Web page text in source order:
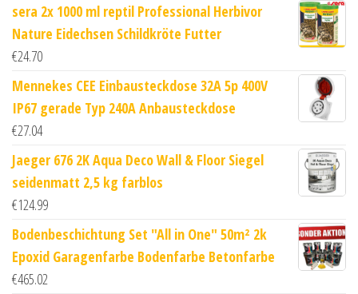
sera 2x 1000 ml reptil Professional Herbivor
Nature Eidechsen Schildkröte Futter
€24.70
Mennekes CEE Einbausteckdose 32A 5p 400V
IP67 gerade Typ 240A Anbausteckdose
€27.04
Jaeger 676 2K Aqua Deco Wall & Floor Siegel
seidenmatt 2,5 kg farblos
€124.99
Bodenbeschichtung Set "All in One" 50m² 2k
Epoxid Garagenfarbe Bodenfarbe Betonfarbe
€465.02